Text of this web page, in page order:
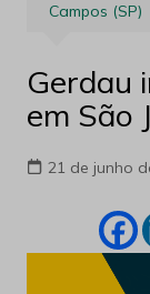
Campos (SP)
Gerdau
em São
21 de junho